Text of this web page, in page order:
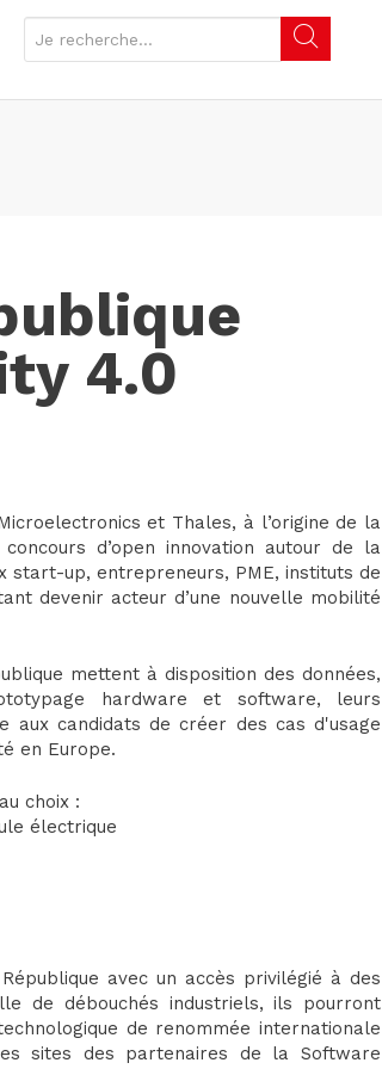
4.0
et Thales, à l’origine de la
d’open innovation autour de la
start-up, entrepreneurs, PME, instituts de
devenir acteur d’une nouvelle mobilité
mettent à disposition des données,
hardware et software, leurs
aux candidats de créer des cas d'usage
en Europe.
choix :
électrique
avec un accès privilégié à des
de débouchés industriels, ils pourront
de renommée internationale
sites des partenaires de la Software